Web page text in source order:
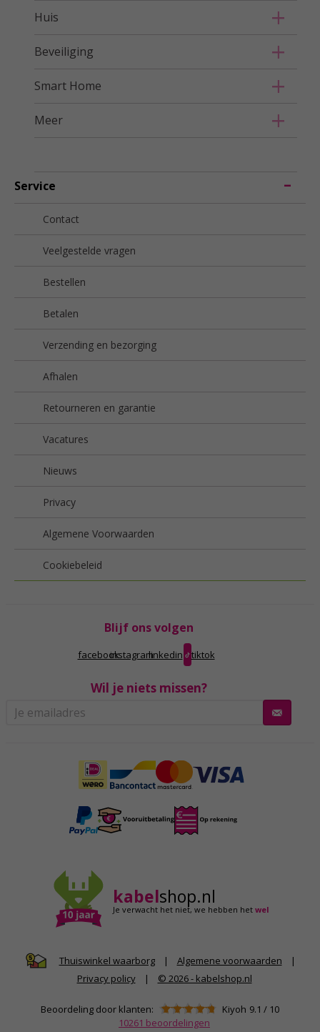
Huis
Beveiliging
Smart Home
Meer
Service
Contact
Veelgestelde vragen
Bestellen
Betalen
Verzending en bezorging
Afhalen
Retourneren en garantie
Vacatures
Nieuws
Privacy
Algemene Voorwaarden
Cookiebeleid
Blijf ons volgen
facebookinstagramlinkedin tiktok
Wil je niets missen?
kabelshop.nl
Je verwacht het niet,we hebben hetwel
Thuiswinkel waarborg | Algemene voorwaarden
|
Privacy policy
| © 2026 - kabelshop.nl
Beoordeling door klanten: Kiyoh 9.1 / 10
10261 beoordelingen